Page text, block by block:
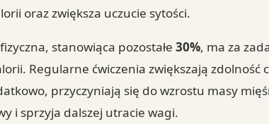
oraz zwiększa uczucie sytości.
stanowiąca pozostałe30%, ma za
Regularne ćwiczenia zwiększają zdolność
przyczyniają się do wzrostu masy
i sprzyja dalszej utracie wagi.